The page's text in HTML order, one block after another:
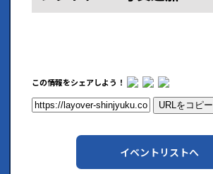
この情報をシェアしよう！
URLをコピー
イベントリストへ